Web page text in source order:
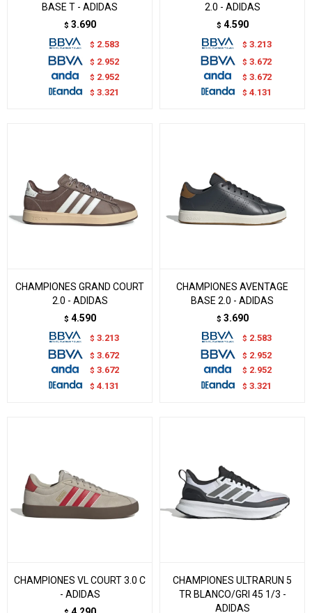
BASE T - ADIDAS
$ 3.690
$ 2.583
$ 2.952
$ 2.952
$ 3.321
2.0 - ADIDAS
$ 4.590
$ 3.213
$ 3.672
$ 3.672
$ 4.131
CHAMPIONES GRAND COURT
2.0 - ADIDAS
$ 4.590
$ 3.213
$ 3.672
$ 3.672
$ 4.131
CHAMPIONES AVENTAGE
BASE 2.0 - ADIDAS
$ 3.690
$ 2.583
$ 2.952
$ 2.952
$ 3.321
CHAMPIONES VL COURT 3.0 C
- ADIDAS
CHAMPIONES ULTRARUN 5
TR BLANCO/GRI 45 1/3 -
ADIDAS